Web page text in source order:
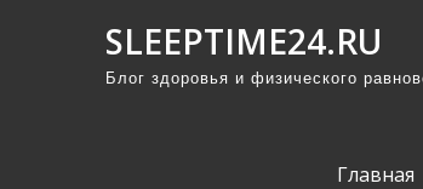
SLEEPTIME24.RU
Блог здоровья и физического
Главная